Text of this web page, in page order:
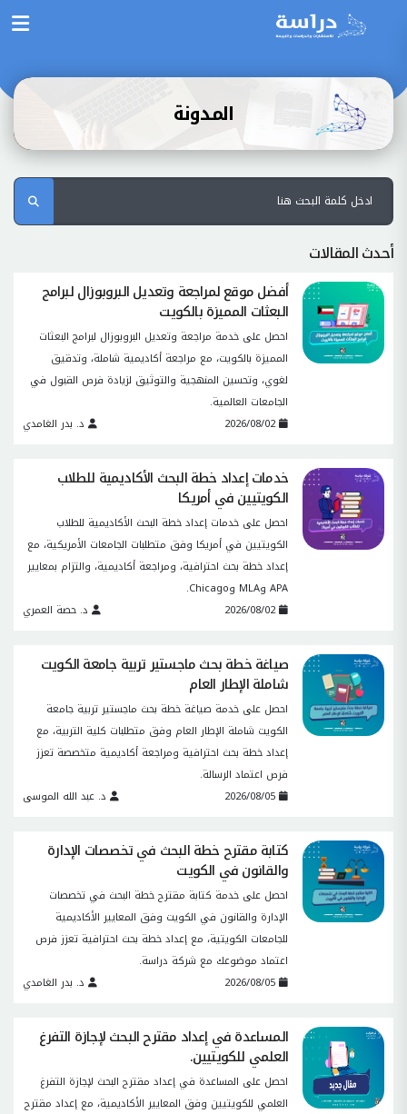
المدونة
أحدث المقالات
أفضل موقع لمراجعة وتعديل البروبوزال لبرامج
البعثات المميزة بالكويت
احصل على خدمة مراجعة وتعديل البروبوزال لبرامج البعثات
المميزة بالكويت، مع مراجعة أكاديمية شاملة، وتدقيق
لغوي، وتحسين المنهجية والتوثيق لزيادة فرص القبول في
الجامعات العالمية.
2026/08/02
د. بدر الغامدي
خدمات إعداد خطة البحث الأكاديمية للطلاب
الكويتيين في أمريكا
احصل على خدمات إعداد خطة البحث الأكاديمية للطلاب
الكويتيين في أمريكا وفق متطلبات الجامعات الأمريكية، مع
إعداد خطة بحث احترافية، ومراجعة أكاديمية، والتزام بمعايير
APA وMLA وChicago.
2026/08/02
د. حصة العمري
صياغة خطة بحث ماجستير تربية جامعة الكويت
شاملة الإطار العام
احصل على خدمة صياغة خطة بحث ماجستير تربية جامعة
الكويت شاملة الإطار العام وفق متطلبات كلية التربية، مع
إعداد خطة بحث احترافية ومراجعة أكاديمية متخصصة تعزز
فرص اعتماد الرسالة.
د. عبد الله الموسى
كتابة مقترح خطة البحث في تخصصات الإدارة
والقانون في الكويت
احصل على خدمة كتابة مقترح خطة البحث في تخصصات
الإدارة والقانون في الكويت وفق المعايير الأكاديمية
للجامعات الكويتية، مع إعداد خطة بحث احترافية تعزز فرص
اعتماد موضوعك مع شركة دراسة.
د. بدر الغامدي
المساعدة في إعداد مقترح البحث لإجازة التفرغ
العلمي للكويتيين.
احصل على المساعدة في إعداد مقترح البحث لإجازة التفرغ
العلمي للكويتيين وفق المعايير الأكاديمية، مع إعداد مقترح